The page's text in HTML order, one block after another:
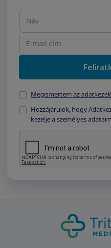
Megismertem az
Hozzájárulok, hogy
kezelje a személyes